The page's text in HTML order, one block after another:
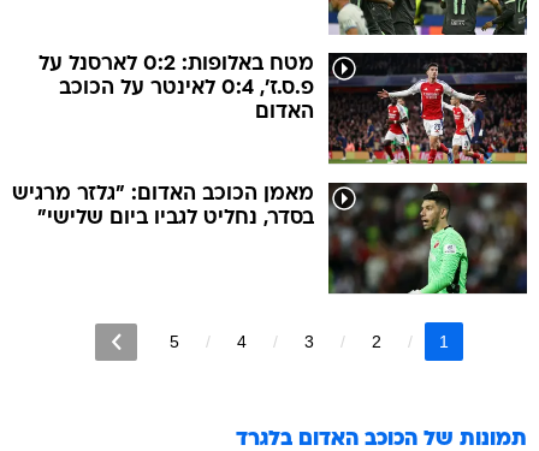
מטח באלופות: 0:2 לארסנל על
פ.ס.ז', 0:4 לאינטר על הכוכב
האדום
מאמן הכוכב האדום: "גלזר מרגיש
בסדר, נחליט לגביו ביום שלישי"
1
2
3
4
5
תמונות של הכוכב האדום בלגרד